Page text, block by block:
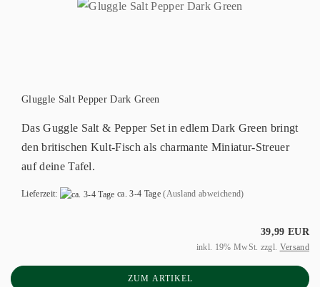
Gluggle Salt Pepper Dark Green
Das Guggle Salt & Pepper Set in edlem Dark Green bringt
den britischen Kult-Fisch als charmante Miniatur-Streuer
auf deine Tafel.
Lieferzeit: ca. 3-4 Tage (Ausland abweichend)
39,99 EUR
inkl. 19% MwSt. zzgl. Versand
ZUM ARTIKEL